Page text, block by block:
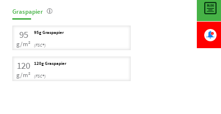
Graspapier
95
g/m²
95g Graspapier
(FSC®)
120
g/m²
120g Graspapier
(FSC®)